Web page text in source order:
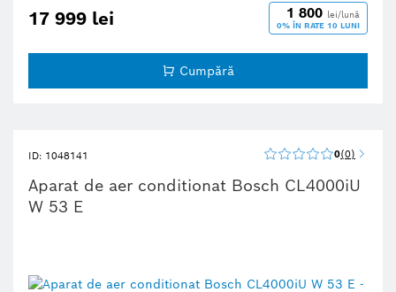
17 999 lei 1 800 lei/lună
0% ÎN RATE 10 LUNI
Cumpără
ID: 1048141 0 0
Aparat de aer conditionat Bosch CL4000iU
W 53 E